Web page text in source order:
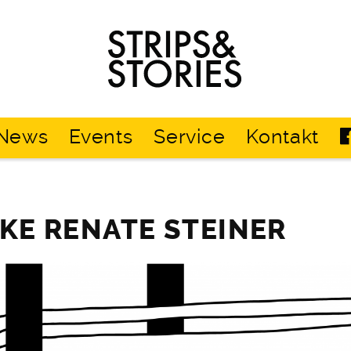
Strips
&
Stories
Events Service Kontakt
RENATE STEINER